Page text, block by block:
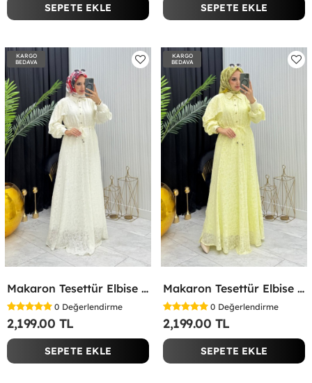
SEPETE EKLE SEPETE EKLE
KARGO
BEDAVA
Makaron Tesettür Elbise Beyaz Beyaz
0 Değerlendirme
2,199.00 TL
SEPETE EKLE
KARGO
BEDAVA
Makaron Tesettür Elbise Sarı Sarı
0 Değerlendirme
2,199.00 TL
SEPETE EKLE